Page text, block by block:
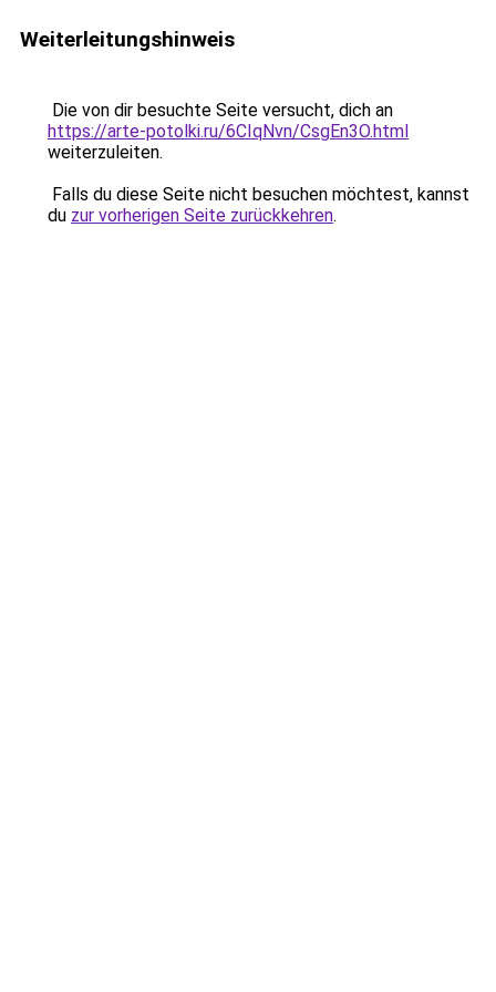
Weiterleitungshinweis
Die von dir besuchte Seite versucht, dich an
https://arte-potolki.ru/6CIqNvn/CsgEn3O.html
weiterzuleiten.
Falls du diese Seite nicht besuchen möchtest, kannst
du zur vorherigen Seite zurückkehren.